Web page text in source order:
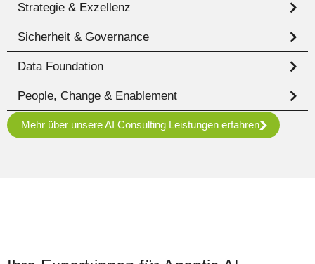
Strategie & Exzellenz
Sicherheit & Governance
Data Foundation
People, Change & Enablement
Mehr über unsere AI Consulting Leistungen erfahren